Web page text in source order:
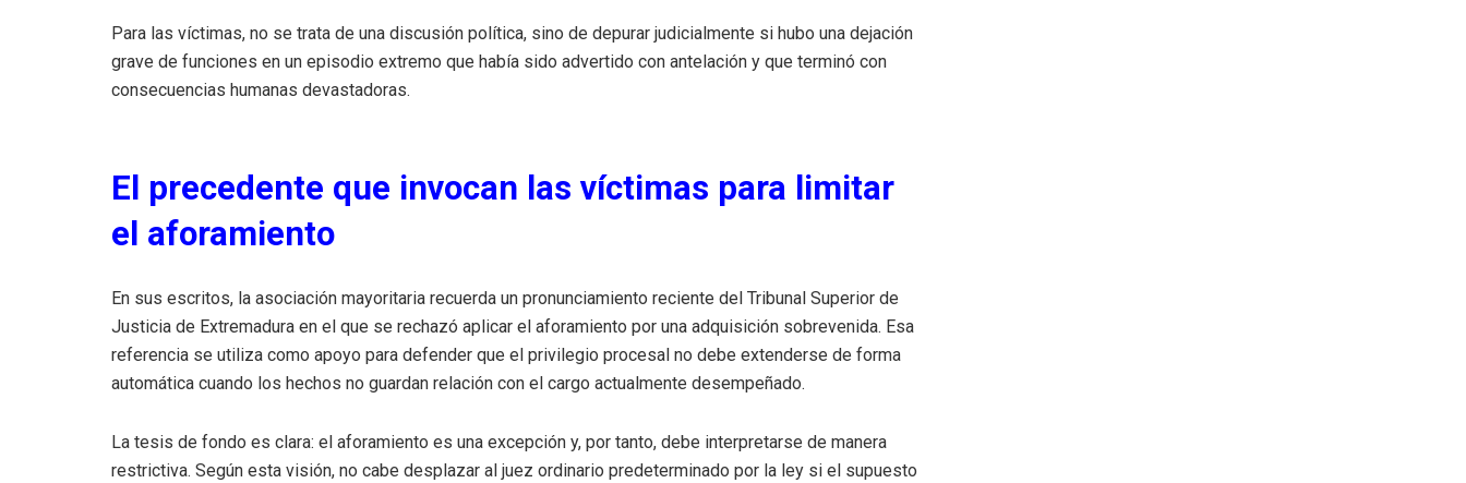
Para las víctimas, no se trata de una discusión política, sino de depurar judicialmente si hubo una dejación
grave de funciones en un episodio extremo que había sido advertido con antelación y que terminó con
consecuencias humanas devastadoras.
El precedente que invocan las víctimas para limitar
el aforamiento
En sus escritos, la asociación mayoritaria recuerda un pronunciamiento reciente del Tribunal Superior de
Justicia de Extremadura en el que se rechazó aplicar el aforamiento por una adquisición sobrevenida. Esa
referencia se utiliza como apoyo para defender que el privilegio procesal no debe extenderse de forma
automática cuando los hechos no guardan relación con el cargo actualmente desempeñado.
La tesis de fondo es clara: el aforamiento es una excepción y, por tanto, debe interpretarse de manera
restrictiva. Según esta visión, no cabe desplazar al juez ordinario predeterminado por la ley si el supuesto